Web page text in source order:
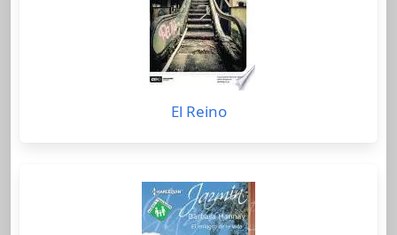
El Reino